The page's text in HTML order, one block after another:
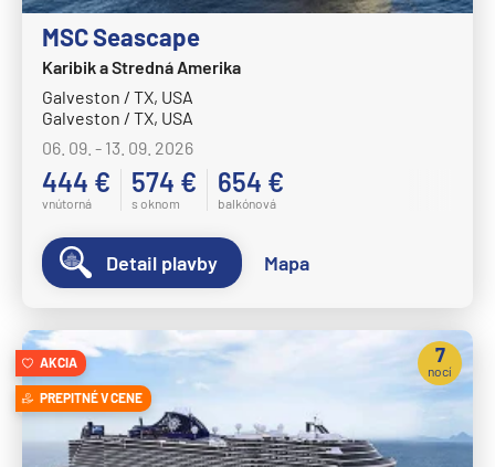
Celestyal Olympia
Costa Cruises
Costa Deliziosa
Costa Diadema
Costa Fascinosa
Costa Fortuna
Costa Serena
Costa Smeralda
Costa Toscana
Crystal Cruises
MSC Seascape
Karibik a Stredná Amerika
Galveston / TX, USA
Galveston / TX, USA
06. 09. - 13. 09. 2026
444 €
vnútorná
574 €
s oknom
654 €
balkónová
Detail plavby Mapa
AKCIA
PREPITNÉ V CENE
7
nocí